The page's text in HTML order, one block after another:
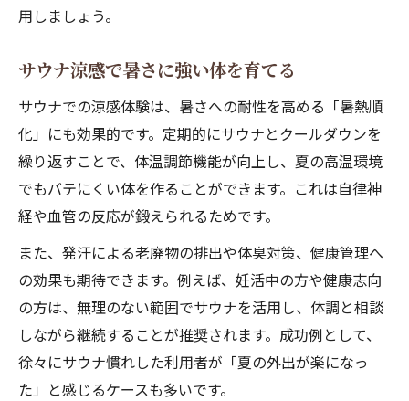
用しましょう。
サウナ涼感で暑さに強い体を育てる
サウナでの涼感体験は、暑さへの耐性を高める「暑熱順
化」にも効果的です。定期的にサウナとクールダウンを
繰り返すことで、体温調節機能が向上し、夏の高温環境
でもバテにくい体を作ることができます。これは自律神
経や血管の反応が鍛えられるためです。
また、発汗による老廃物の排出や体臭対策、健康管理へ
の効果も期待できます。例えば、妊活中の方や健康志向
の方は、無理のない範囲でサウナを活用し、体調と相談
しながら継続することが推奨されます。成功例として、
徐々にサウナ慣れした利用者が「夏の外出が楽になっ
た」と感じるケースも多いです。